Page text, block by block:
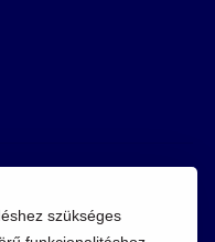
szükséges